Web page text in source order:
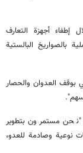
أجهزة التعارف
وغيرها أمور تم تجاوزها، وتم تنفيذ 32 عملية بالصواريخ البالستية
بوقف العدوان والحصار
"نحن مستمرون بتطوير
نوعية وصادمة للعدو،